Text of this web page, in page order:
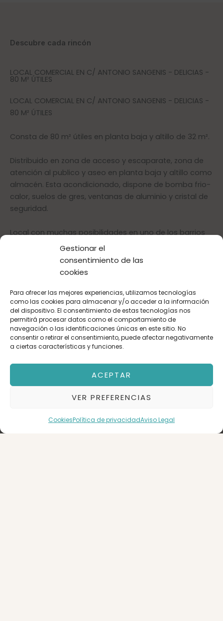
Gestionar el
consentimiento de las
cookies
Para ofrecer las mejores experiencias, utilizamos tecnologías
como las cookies para almacenar y/o acceder a la información
del dispositivo. El consentimiento de estas tecnologías nos
permitirá procesar datos como el comportamiento de
navegación o las identificaciones únicas en este sitio. No
consentir o retirar el consentimiento, puede afectar negativamente
a ciertas características y funciones.
ACEPTAR
VER PREFERENCIAS
CookiesPolítica de privacidadAviso Legal
Descubre cada rincón
LOCAL COMERCIAL EN C/ ANTONIO SANGENIS - DELICIAS -
80 M² ÚTILES
LOCAL COMERCIAL EN C/ ANTONIO SANGENIS - DELICIAS -
80 M² ÚTILES
Consta de 80 m² útiles en planta baja y altillo de 32 m².
Distribuido en zona de acceso y escaparate, zona de
atención al publico y aseo en planta baja y altillo como
almacén. Esta acondicionado, dispone de bomba frio-
calor, suelos de gres, ventanas de aluminio y cristal de
seguridad.
Local con muchas posibilidades en uno de los barrios
más comerciales de Zaragoza.
Nombre
Correo electrónico